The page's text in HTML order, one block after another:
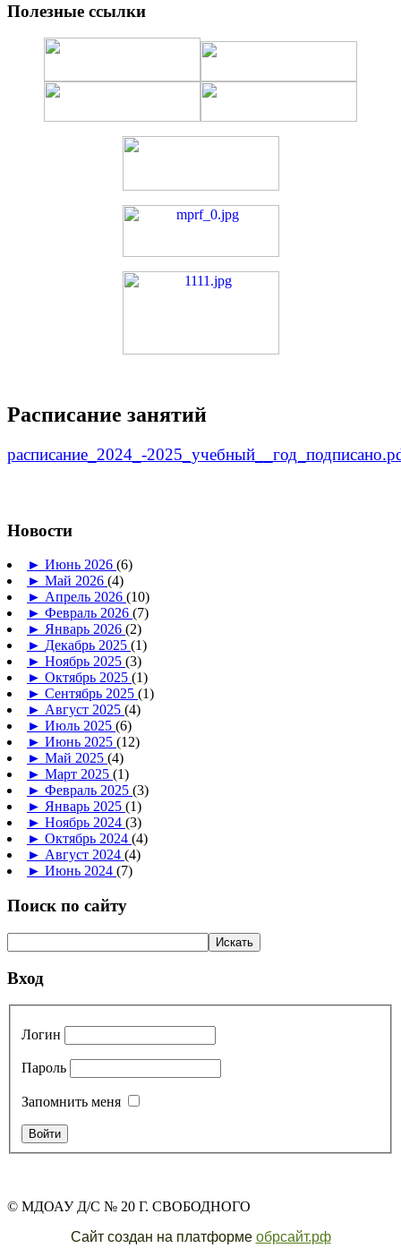
Полезные ссылки
Расписание занятий
расписание_2024_-
Новости
► Июнь 2026 (6)
► Май 2026 (4)
► Апрель 2026 (10)
► Февраль 2026 (7)
► Январь 2026 (2)
► Декабрь 2025 (1)
► Ноябрь 2025 (3)
► Октябрь 2025 (1)
► Сентябрь 2025 (1)
► Август 2025 (4)
► Июль 2025 (6)
► Июнь 2025 (12)
► Май 2025 (4)
► Март 2025 (1)
► Февраль 2025 (3)
► Январь 2025 (1)
► Ноябрь 2024 (3)
► Октябрь 2024 (4)
► Август 2024 (4)
► Июнь 2024 (7)
Поиск по сайту
Вход
Логин
Пароль
Запомнить меня
© МДОАУ Д/С № 20 Г. СВОБОДНОГО
Сайт создан на платформе обрсайт.рф